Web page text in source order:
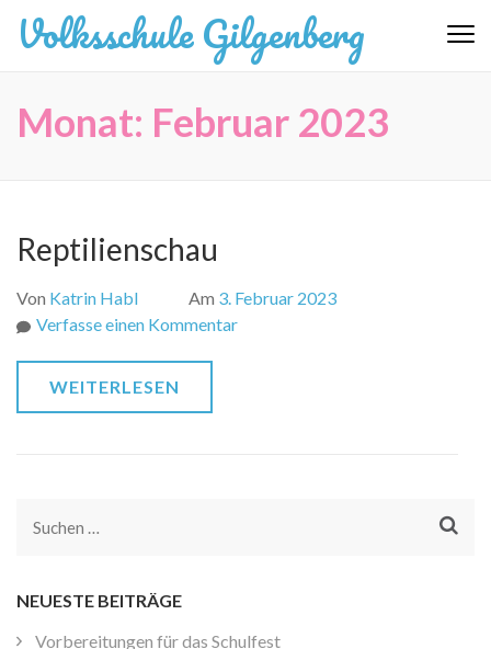
Zum
Inhalt
drücken)
Volksschule Gilgenberg
Monat: Februar 2023
Reptilienschau
Von Katrin Habl Am 3. Februar 2023
Verfasse einen Kommentarzu
WEITERLESEN
Suchen
NEUESTE BEITRÄGE
Vorbereitungen für das Schulfest